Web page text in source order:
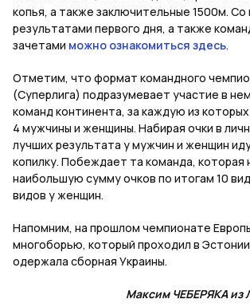
копья, а также заключительные 1500м. Со
результатами первого дня, а также
зачетами можно ознакомиться здесь.
Отметим, что формат командного
(Суперлига) подразумевает участие в
команд континента, за каждую из
4 мужчины и женщины. Набирая очки в
лучших результата у мужчин и женщин
копилку. Побеждает та команда, которая
наибольшую сумму очков по итогам 10
видов у женщин.
Напомним, на прошлом чемпионате
многоборью, который проходил в
одержала сборная Украины.
Максим ЧЕБЕРЯКА из